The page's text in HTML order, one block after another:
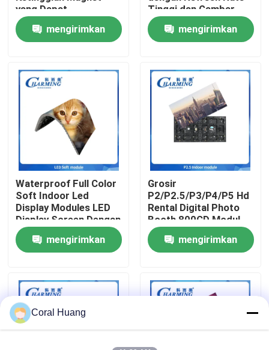
Produk
Tampilan VR
Tentang kita
Wisata pabrik
Kontrol kualitas
Hubungi kami
Quote request suatu
yang Dapat
Disesuaikan untuk
Kerataan Layar yang
Lebih Baik dan Kinerja
Ditingkatkan
mengirimkan
Tinggi dan Gambar
Lossless Ideal untuk
Dinding Video Iklan
Dalam Ruangan dan
mengirimkan
Waterproof Full Color
Soft Indoor Led
Display Modules LED
Display Screen Dengan
Pemeliharaan Pra
Untuk Hotelmengirimkan
Grosir
P2/P2.5/P3/P4/P5 Hd
Rental Digital Photo
Booth 800CD Modul
Panel Kecerahan
Untuk Layar Komersial
Pantallas Indoor Film
mengirimkan
Coral Huang